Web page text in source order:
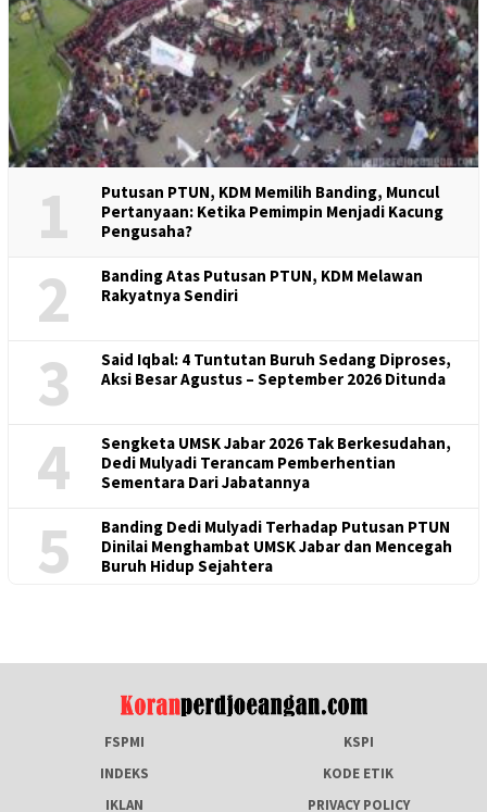
1
Putusan PTUN, KDM Memilih Banding, Muncul
Pertanyaan: Ketika Pemimpin Menjadi Kacung
Pengusaha?
2
Banding Atas Putusan PTUN, KDM Melawan
Rakyatnya Sendiri
3
Said Iqbal: 4 Tuntutan Buruh Sedang Diproses,
Aksi Besar Agustus – September 2026 Ditunda
4
Sengketa UMSK Jabar 2026 Tak Berkesudahan,
Dedi Mulyadi Terancam Pemberhentian
Sementara Dari Jabatannya
5
Banding Dedi Mulyadi Terhadap Putusan PTUN
Dinilai Menghambat UMSK Jabar dan Mencegah
Buruh Hidup Sejahtera
FSPMI
KSPI
INDEKS
KODE ETIK
IKLAN
PRIVACY POLICY